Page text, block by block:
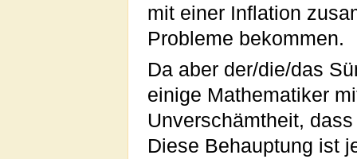
mit einer Inflation
Probleme bekommen.
Da aber der/die/das
einige Mathematiker
Unverschämtheit,
Diese Behauptung ist